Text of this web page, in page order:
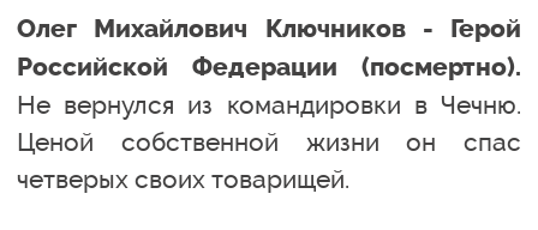
Олег Михайлович Ключников - Герой
Российской Федерации (посмертно).
Не вернулся из командировки в Чечню.
Ценой собственной жизни он спас
четверых своих товарищей.